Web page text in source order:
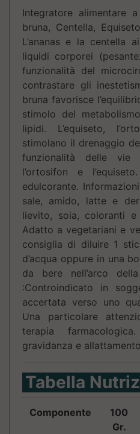
Integratore alimentare
bruna, Centella,
L’ananas e la centella
liquidi corporei
funzionalità del
contrastare gli
bruna favorisce
stimolo del
lipidi. L’equiseto,
stimolano il drenaggio
funzionalità delle vie
l’ortosifon e
edulcorante.
sale, amido, latte e
lievito, soia, coloranti
Adatto a vegetariani e
consiglia di diluire 1
d’acqua oppure in una
da bere nell’arco
:Controindicato in
accertata verso uno
Una particolare
terapia
gravidanza e
Tabella
Componente
100
Gr.